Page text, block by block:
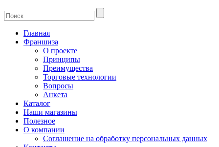
Главная
Франшиза
О проекте
Принципы
Преимущества
Торговые технологии
Вопросы
Анкета
Каталог
Наши магазины
Полезное
О компании
Соглашение на обработку персональных данных